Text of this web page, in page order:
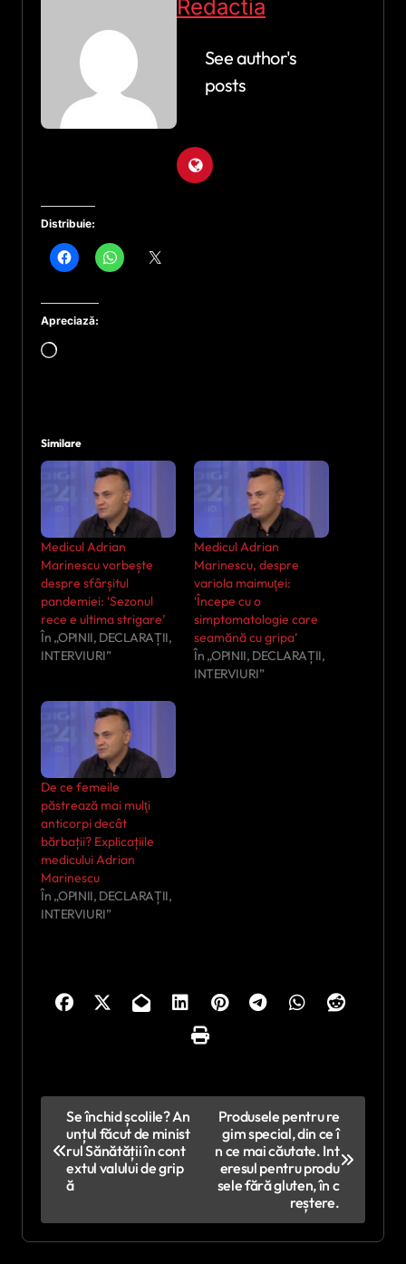
Redactia
See author's
posts
Distribuie:
Apreciază:
Încarc...
Similare
Medicul Adrian
Marinescu vorbește
despre sfârșitul
pandemiei: ‘Sezonul
rece e ultima strigare’
În „OPINII, DECLARAȚII,
INTERVIURI”
Medicul Adrian
Marinescu, despre
variola maimuţei:
‘Începe cu o
simptomatologie care
seamănă cu gripa’
În „OPINII, DECLARAȚII,
INTERVIURI”
De ce femeile
păstrează mai mulţi
anticorpi decât
bărbații? Explicațiile
medicului Adrian
Marinescu
În „OPINII, DECLARAȚII,
INTERVIURI”
g
Se închid școlile? An
unțul făcut de minist
rul Sănătății în cont
extul valului de grip
ă
Produsele pentru re
gim special, din ce î
n ce mai căutate. Int
eresul pentru produ
sele fără gluten, în c
reștere.